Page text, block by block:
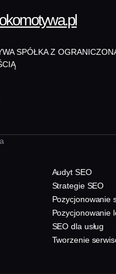
SPÓŁKA Z
Audyt SEO
Strategie SEO
Pozycjonowanie
Pozycjonowanie
SEO dla usług
Tworzenie